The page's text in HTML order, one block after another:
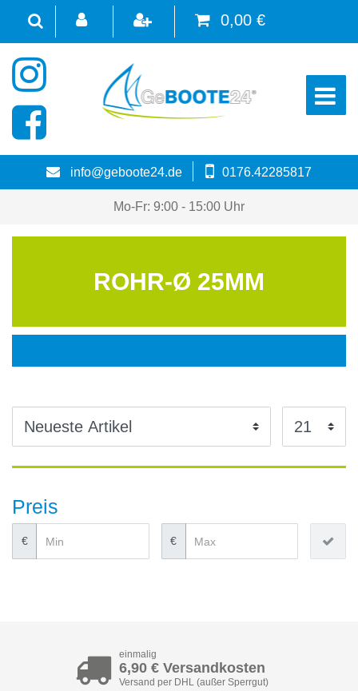
0,00 €
☰
info@geboote24.de 0176.42285817
Mo-Fr: 9:00 - 15:00 Uhr
ROHR-Ø 25MM
Preis
€ €
einmalig
6,90 € Versandkosten
Versand per DHL (außer Sperrgut)